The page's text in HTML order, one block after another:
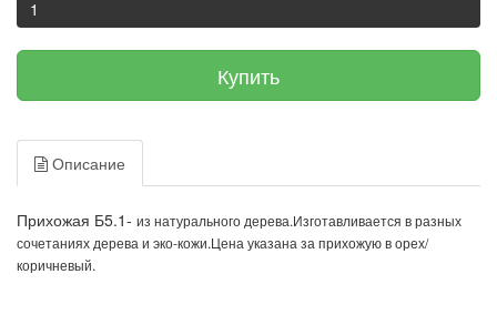
Купить
Описание
Прихожая Б5.1- из натурального дерева.Изготавливается в разных
сочетаниях дерева и эко-кожи.Цена указана за прихожую в орех/
коричневый.